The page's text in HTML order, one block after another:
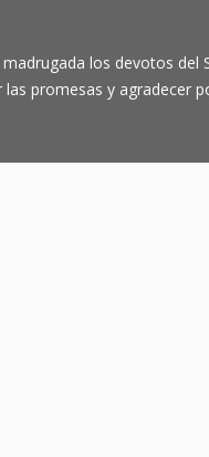
los devotos
promesas y agradecer